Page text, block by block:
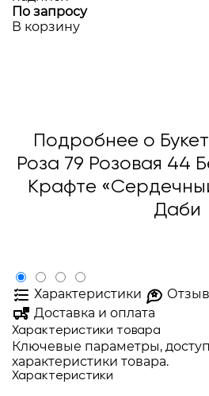
По запросу
В корзину
Подробнее о
Роза 79 Розовая 44
Крафте
Даби
Характеристики
Доставка и оплата
Характеристики товара
Ключевые параметры,
характеристики товара.
Характеристики